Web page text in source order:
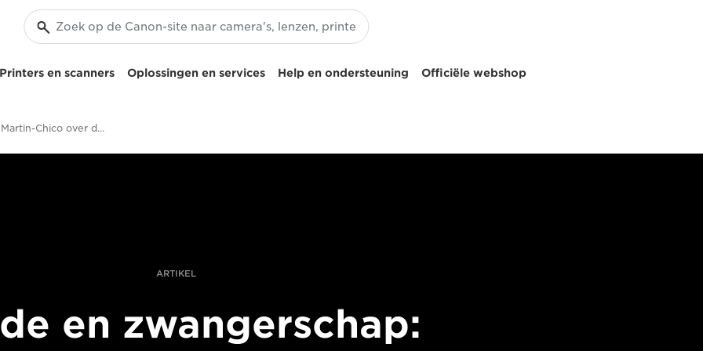
Printers en scanners Oplossingen en services Help en ondersteuning Officiële webshop
Catalina Martin-Chico over de babyboom in een vredig Colombia
ARTIKEL
en zwangerschap: